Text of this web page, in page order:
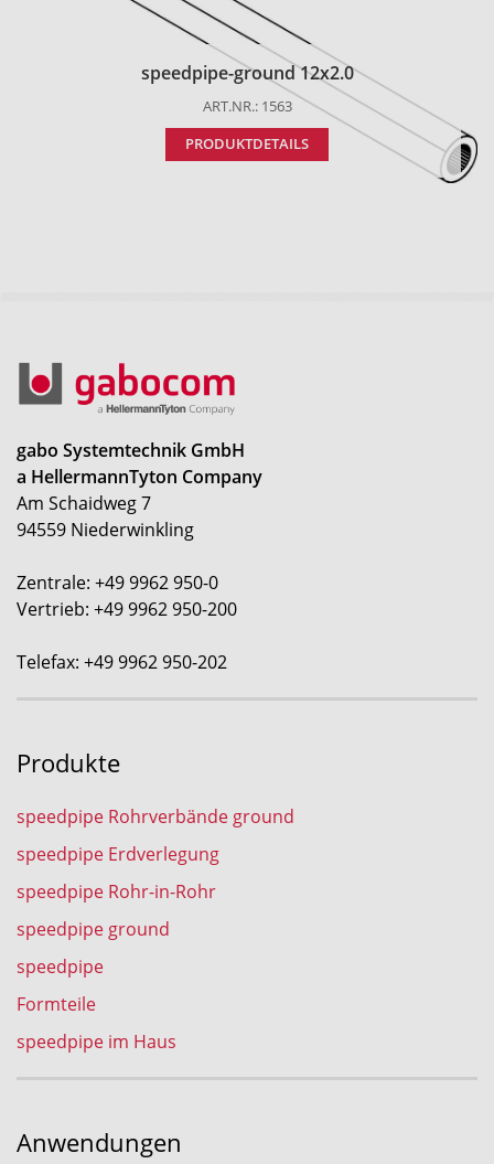
speedpipe-ground 12x2.0
ART.NR.: 1563
PRODUKTDETAILS
gabo Systemtechnik GmbH
a HellermannTyton Company
Am Schaidweg 7
94559 Niederwinkling
Zentrale: +49 9962 950-0
Vertrieb: +49 9962 950-200
Telefax: +49 9962 950-202
Produkte
speedpipe Rohrverbände ground
speedpipe Erdverlegung
speedpipe Rohr-in-Rohr
speedpipe ground
speedpipe
Formteile
speedpipe im Haus
Anwendungen